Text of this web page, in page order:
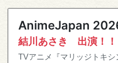
AnimeJapan
結川あさき 出演！！
TVアニメ『マリッジトキ